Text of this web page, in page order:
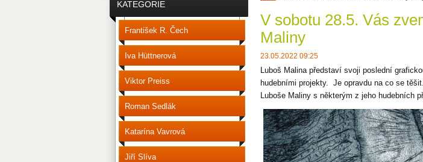
V sobotu 28.5. Vás
Maliny
23.05.2022 09:25
Luboš Malina představí svoji poslední
hudebními projekty. Je opravdu na co se
Luboše Maliny s některým z jeho hudebních
KATEGORIE
František R. Čech
Iva Hüttnerová
Viktor Preiss
Roman Sedlák
Katarína Vavrová
Jiří Slíva